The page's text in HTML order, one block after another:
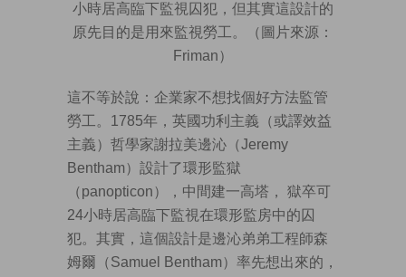
小時居高臨下監視囚犯，但其實這設計的
原先目的是用來監視勞工。（圖片來源：
Friman）
這不等於說：企業家不想找個好方法監管
勞工。1785年，英國功利主義（或譯效益
主義）哲學家謝拉美邊沁（Jeremy
Bentham）設計了環形監獄
（panopticon），中間建一高塔， 獄卒可
24小時居高臨下監視在環形監房中的囚
犯。其實，這個設計是邊沁弟弟工程師森
姆爾（Samuel Bentham）率先想出來的，